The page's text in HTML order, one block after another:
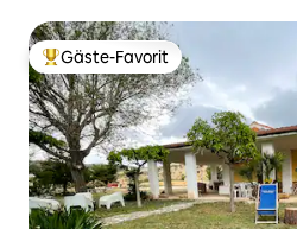
Beliebter Gäste-Favorit.
Gäste-Favorit